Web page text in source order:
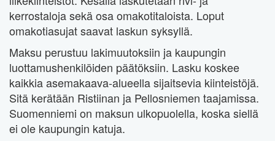
kerrostaloja sekä osa omakotitaloista. Loput
omakotiasujat saavat laskun syksyllä.
Maksu perustuu lakimuutoksiin ja kaupungin
luottamushenkilöiden päätöksiin. Lasku koskee
kaikkia asemakaava-alueella sijaitsevia kiinteistöjä.
Sitä kerätään Ristiinan ja Pellosniemen taajamissa.
Suomenniemi on maksun ulkopuolella, koska siellä
ei ole kaupungin katuja.